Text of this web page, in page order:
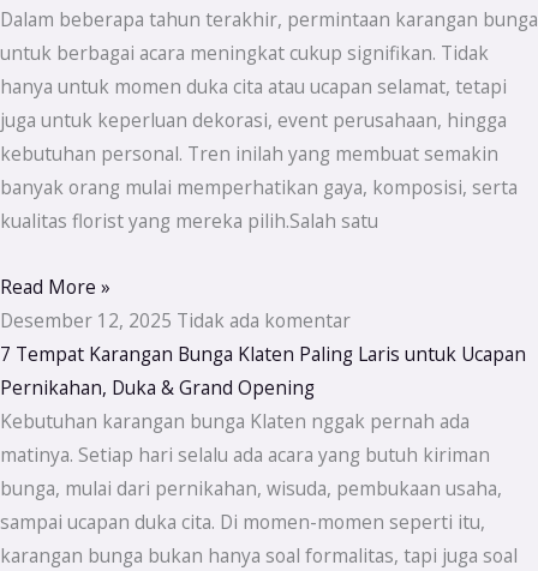
Dalam beberapa tahun terakhir, permintaan karangan bunga
untuk berbagai acara meningkat cukup signifikan. Tidak
hanya untuk momen duka cita atau ucapan selamat, tetapi
juga untuk keperluan dekorasi, event perusahaan, hingga
kebutuhan personal. Tren inilah yang membuat semakin
banyak orang mulai memperhatikan gaya, komposisi, serta
kualitas florist yang mereka pilih.Salah satu
Read More »
Desember 12, 2025 Tidak ada komentar
7 Tempat Karangan Bunga Klaten Paling Laris untuk Ucapan
Pernikahan, Duka & Grand Opening
Kebutuhan karangan bunga Klaten nggak pernah ada
matinya. Setiap hari selalu ada acara yang butuh kiriman
bunga, mulai dari pernikahan, wisuda, pembukaan usaha,
sampai ucapan duka cita. Di momen-momen seperti itu,
karangan bunga bukan hanya soal formalitas, tapi juga soal